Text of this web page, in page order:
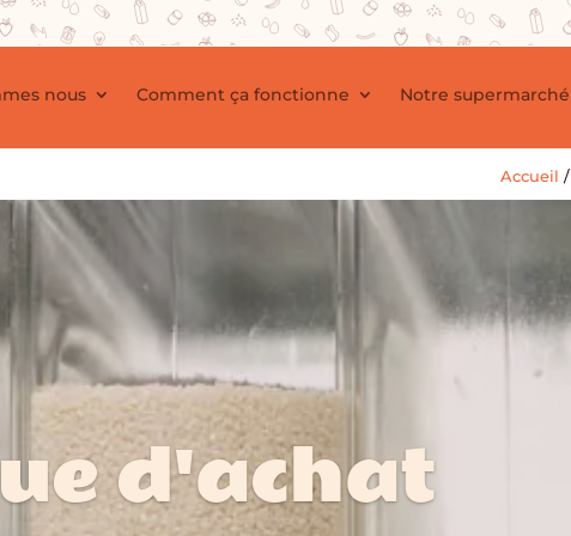
nous Comment ça fonctionne Notre supermarché
Accueil /
d'achat